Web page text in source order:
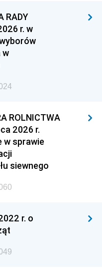
RADY
r. w
w
ROLNICTWA
2026 r.
w sprawie
siewnego
r. o